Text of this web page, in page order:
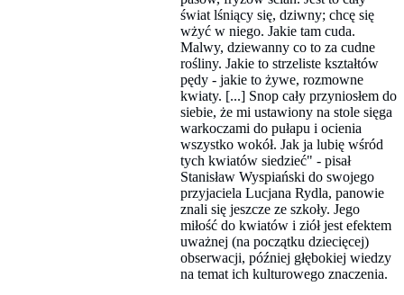
świat lśniący się, dziwny; chcę się
wżyć w niego. Jakie tam cuda.
Malwy, dziewanny co to za cudne
rośliny. Jakie to strzeliste kształtów
pędy - jakie to żywe, rozmowne
kwiaty. [...] Snop cały przyniosłem do
siebie, że mi ustawiony na stole sięga
warkoczami do pułapu i ocienia
wszystko wokół. Jak ja lubię wśród
tych kwiatów siedzieć" - pisał
Stanisław Wyspiański do swojego
przyjaciela Lucjana Rydla, panowie
znali się jeszcze ze szkoły. Jego
miłość do kwiatów i ziół jest efektem
uważnej (na początku dziecięcej)
obserwacji, później głębokiej wiedzy
na temat ich kulturowego znaczenia.